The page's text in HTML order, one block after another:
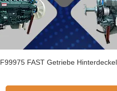
F99975 FAST Getriebe